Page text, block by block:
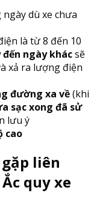
dù xe chưa
là từ 8 đến 10
đến ngày khácsẽ
xả ra lượng điện
đường xa về(khi
sạc xong đã sử
lưu ý
cao
liên
quy xe